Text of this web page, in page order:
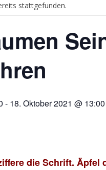
stattgefunden.
- 18. Oktober 2021 @ 13:00
die Schrift. Äpfel